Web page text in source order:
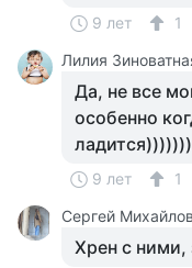
9 лет
1
Лилия
Да, не все
особенно
9 лет
1
Сергей Михайлов
Хрен с ними,